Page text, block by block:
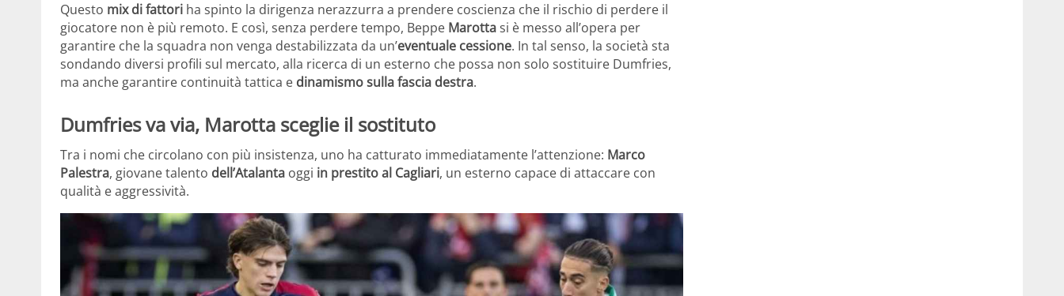
Questo mix di fattori ha spinto la dirigenza nerazzurra a prendere coscienza che il rischio di perdere il
giocatore non è più remoto. E così, senza perdere tempo, Beppe Marottasi è messo all’opera per
garantire che la squadra non venga destabilizzata da un’eventuale cessione. In tal senso, la società sta
sondando diversi profili sul mercato, alla ricerca di un esterno che possa non solo sostituire Dumfries,
ma anche garantire continuità tattica e dinamismo sulla fascia destra.
Dumfries va via, Marotta sceglie il sostituto
Tra i nomi che circolano con più insistenza, uno ha catturato immediatamente l’attenzione: Marco
Palestra, giovane talento dell’Atalanta oggi in prestito al Cagliari, un esterno capace di attaccare con
qualità e aggressività.